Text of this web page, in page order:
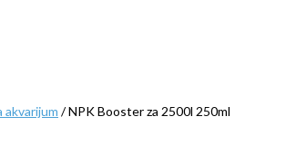
akvarijum / NPK Booster za 2500l 250ml